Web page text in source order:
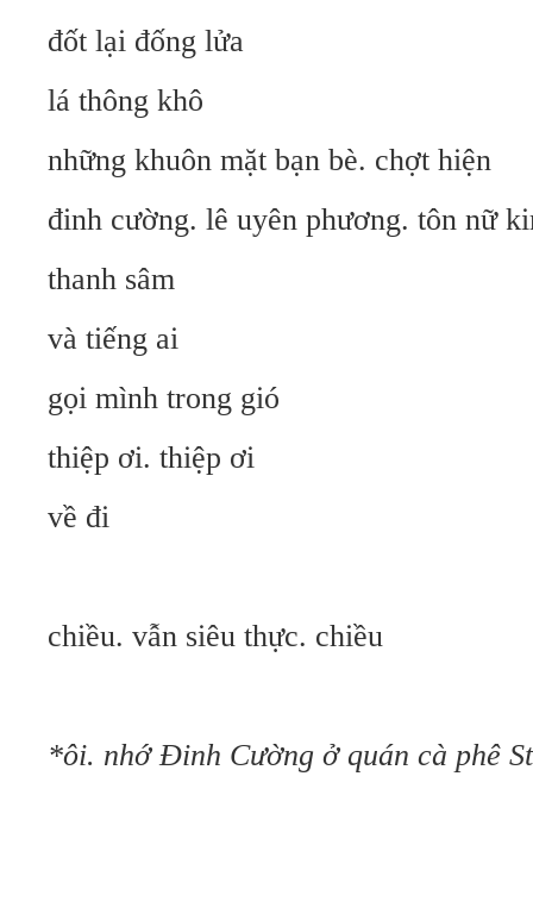
đốt lại đống lửa
lá thông khô
những khuôn mặt bạn bè. chợt hiện
đinh cường. lê uyên phương. tôn nữ
thanh sâm
và tiếng ai
gọi mình trong gió
thiệp ơi. thiệp ơi
về đi
chiều. vẫn siêu thực. chiều
*ôi. nhớ Đinh Cường ở quán cà phê